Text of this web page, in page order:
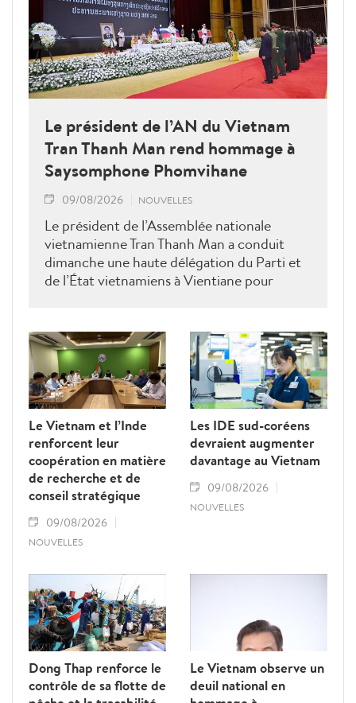
Le président de l’AN du Vietnam
Tran Thanh Man rend hommage à
Saysomphone Phomvihane
09/08/2026 NOUVELLES
Le président de l’Assemblée nationale
vietnamienne Tran Thanh Man a conduit
dimanche une haute délégation du Parti et
de l’État vietnamiens à Vientiane pour
Phomvihane, soulignant ses contributions
au renforcement des relations d’amitié et
de solidarité entre les deux pays.
Le Vietnam et l’Inde
renforcent leur
coopération en matière
de recherche et de
conseil stratégique
09/08/2026
NOUVELLES
Les IDE sud-coréens
devraient augmenter
davantage au Vietnam
09/08/2026
NOUVELLES
Dong Thap renforce le
contrôle de sa flotte de
Le Vietnam observe un
deuil national en